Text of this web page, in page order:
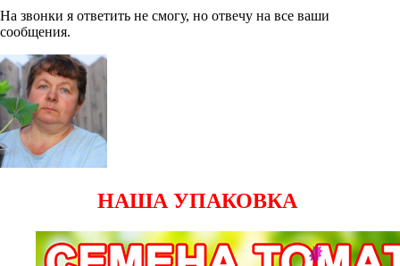
На звонки я ответить не смогу, но отвечу на все ваши
сообщения.
НАША УПАКОВКА